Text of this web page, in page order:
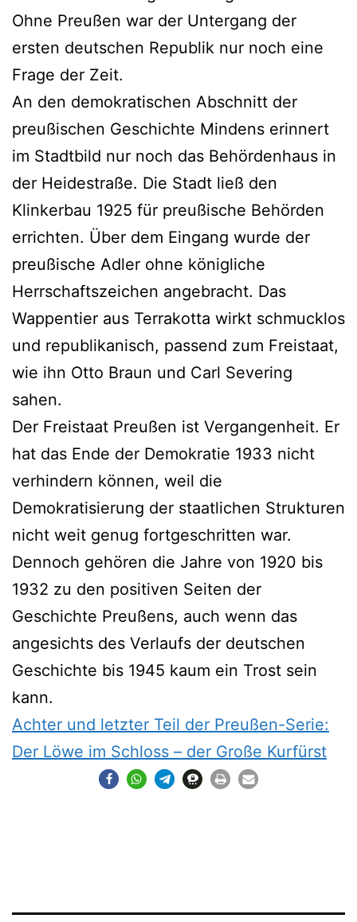
Ohne Preußen war der Untergang der
ersten deutschen Republik nur noch eine
Frage der Zeit.
An den demokratischen Abschnitt der
preußischen Geschichte Mindens erinnert
im Stadtbild nur noch das Behördenhaus in
der Heidestraße. Die Stadt ließ den
Klinkerbau 1925 für preußische Behörden
errichten. Über dem Eingang wurde der
preußische Adler ohne königliche
Herrschaftszeichen angebracht. Das
Wappentier aus Terrakotta wirkt schmucklos
und republikanisch, passend zum Freistaat,
wie ihn Otto Braun und Carl Severing
sahen.
Der Freistaat Preußen ist Vergangenheit. Er
hat das Ende der Demokratie 1933 nicht
verhindern können, weil die
Demokratisierung der staatlichen Strukturen
nicht weit genug fortgeschritten war.
Dennoch gehören die Jahre von 1920 bis
1932 zu den positiven Seiten der
Geschichte Preußens, auch wenn das
angesichts des Verlaufs der deutschen
Geschichte bis 1945 kaum ein Trost sein
kann.
Achter und letzter Teil der Preußen-Serie:
Der Löwe im Schloss – der Große Kurfürst